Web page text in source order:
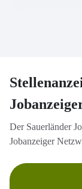
Der Sauerländer
Jobanzeiger